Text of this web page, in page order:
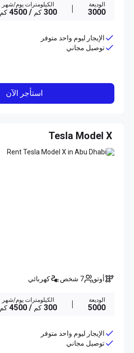
الوديعة
3000
الكيلومترات يوم/شهر
300 كم / 4500 كم
الإيجار ليوم واحد متوفر
توصيل مجاني
استأجر الآن
Tesla Model X
أوتو 7 شخص كهربائي
الوديعة
5000
الكيلومترات يوم/شهر
300 كم / 4500 كم
الإيجار ليوم واحد متوفر
توصيل مجاني